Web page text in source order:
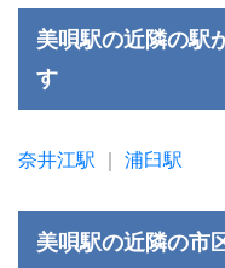
美唄駅の近隣の駅
す
奈井江駅 浦臼駅
美唄駅の近隣の市